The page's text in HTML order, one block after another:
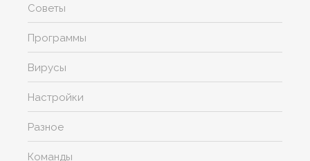
Советы
Программы
Вирусы
Настройки
Разное
Команды